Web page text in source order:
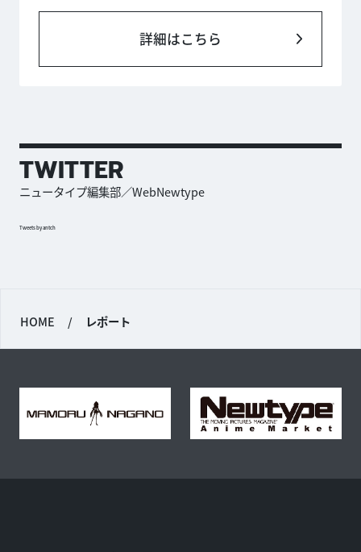
詳細はこちら
TWITTER
ニュータイプ編集部／WebNewtype
Tweets by antch
HOME / レポート